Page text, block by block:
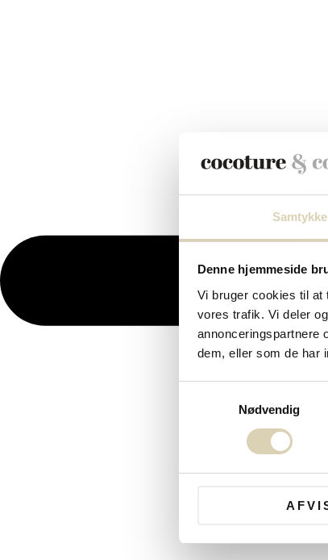
Samtykke
Denne hjemmeside
Vi bruger cookies til at
vores trafik. Vi deler
annonceringspartnere
dem, eller som de har
Nødvendig